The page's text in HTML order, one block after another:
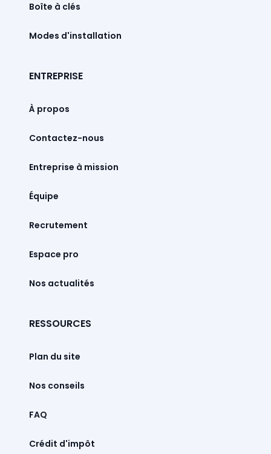
Boîte à clés
Modes d'installation
ENTREPRISE
À propos
Contactez-nous
Entreprise à mission
Équipe
Recrutement
Espace pro
Nos actualités
RESSOURCES
Plan du site
Nos conseils
FAQ
Crédit d'impôt